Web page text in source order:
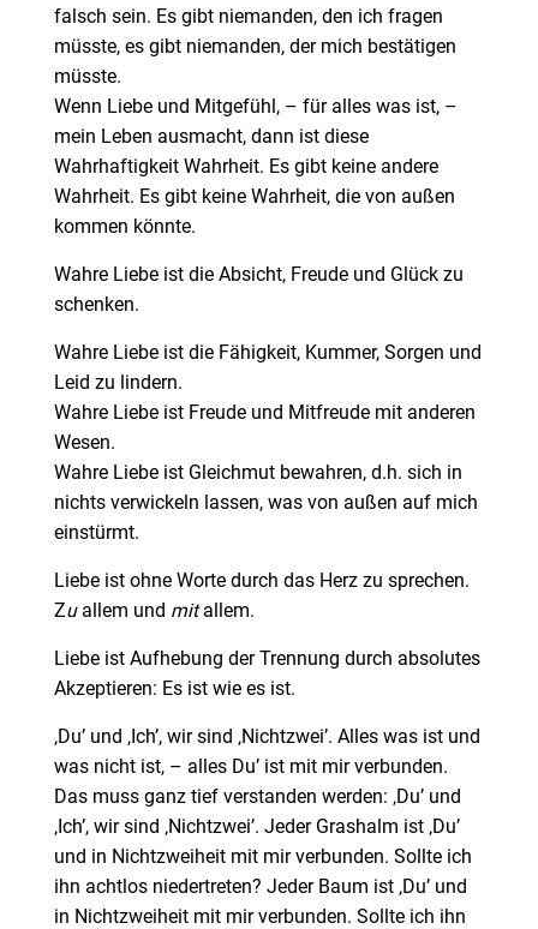
falsch sein. Es gibt niemanden, den ich fragen
müsste, es gibt niemanden, der mich bestätigen
müsste.
Wenn Liebe und Mitgefühl, – für alles was ist, –
mein Leben ausmacht, dann ist diese
Wahrhaftigkeit Wahrheit. Es gibt keine andere
Wahrheit. Es gibt keine Wahrheit, die von außen
kommen könnte.
Wahre Liebe ist die Absicht, Freude und Glück zu
schenken.
Wahre Liebe ist die Fähigkeit, Kummer, Sorgen und
Leid zu lindern.
Wahre Liebe ist Freude und Mitfreude mit anderen
Wesen.
Wahre Liebe ist Gleichmut bewahren, d.h. sich in
nichts verwickeln lassen, was von außen auf mich
einstürmt.
Liebe ist ohne Worte durch das Herz zu sprechen.
Zu allem und mitallem.
Liebe ist Aufhebung der Trennung durch absolutes
Akzeptieren: Es ist wie es ist.
‚Du’ und ‚Ich’, wir sind ‚Nichtzwei’. Alles was ist und
was nicht ist, – alles Du’ ist mit mir verbunden.
Das muss ganz tief verstanden werden: ‚Du’ und
‚Ich’, wir sind ‚Nichtzwei’. Jeder Grashalm ist ‚Du’
und in Nichtzweiheit mit mir verbunden. Sollte ich
ihn achtlos niedertreten? Jeder Baum ist ‚Du’ und
in Nichtzweiheit mit mir verbunden. Sollte ich ihn